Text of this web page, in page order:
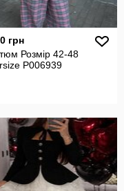
грн
Розмір 42-48
P006939